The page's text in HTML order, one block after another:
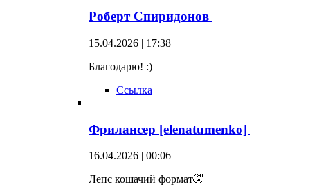
Роберт Спиридонов
15.04.2026 | 17:38
Благодарю! :)
Ссылка
Фрилансер [elenatumenko]
16.04.2026 | 00:06
Лепс кошачий формат🤣